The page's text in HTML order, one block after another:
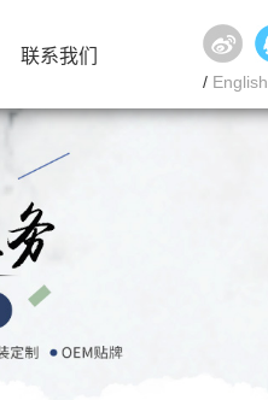
联系我们
联系我们
/ English